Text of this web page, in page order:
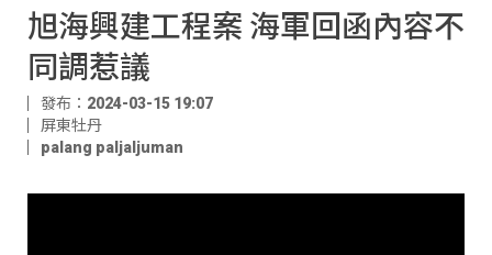
旭海興建工程案 海軍回函內容不
同調惹議
發布：2024-03-15 19:07
屏東牡丹
palang paljaljuman